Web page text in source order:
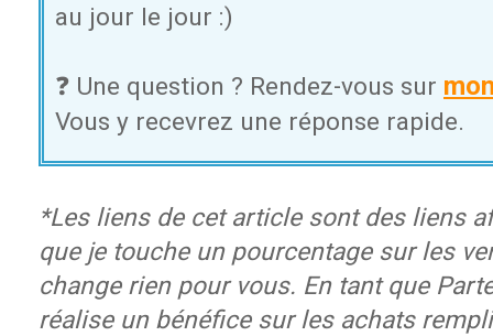
au jour le jour :)
❓ Une question ? Rendez-vous sur
Vous y recevrez une réponse rapide.
*Les liens de cet article sont des liens
que je touche un pourcentage sur les
change rien pour vous. En tant que
réalise un bénéfice sur les achats